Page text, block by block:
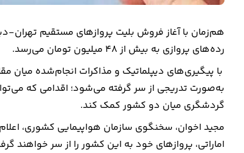
رده‌های پروازی به بیش از ۴۸ میلیون تومان می‌رسد.
با پیگیری‌های دیپلماتیک و مذاکرات انجام‌شده میان
به‌صورت تدریجی از سر گرفته می‌شود؛ اقدامی که
گردشگری میان دو کشور کمک کند.
مجید اخوان، سخنگوی سازمان هواپیمایی کشوری،
اماراتی، پروازهای خود به این کشور را از سر خواهند